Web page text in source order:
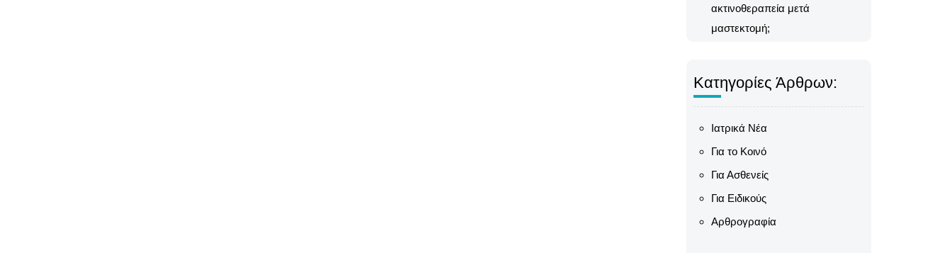
ακτινοθεραπεία μετά
μαστεκτομή;
Κατηγορίες Άρθρων:
Ιατρικά Νέα
Για το Κοινό
Για Ασθενείς
Για Ειδικούς
Αρθρογραφία